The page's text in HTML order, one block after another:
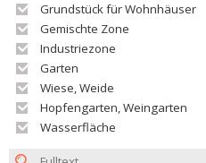
Grundstück für Wohnhäuser
Gemischte Zone
Industriezone
Garten
Wiese, Weide
Hopfengarten, Weingarten
Wasserfläche